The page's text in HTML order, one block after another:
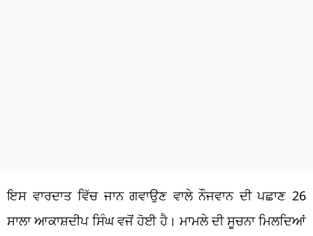
ਇਸ ਵਾਰਦਾਤ ਵਿੱਚ ਜਾਨ ਗਵਾਉਣ ਵਾਲੇ ਨੌਜਵਾਨ ਦੀ ਪਛਾਣ 26
ਸਾਲਾ ਆਕਾਸ਼ਦੀਪ ਸਿੰਘ ਵਜੋਂ ਹੋਈ ਹੈ। ਮਾਮਲੇ ਦੀ ਸੂਚਨਾ ਮਿਲਦਿਆਂ